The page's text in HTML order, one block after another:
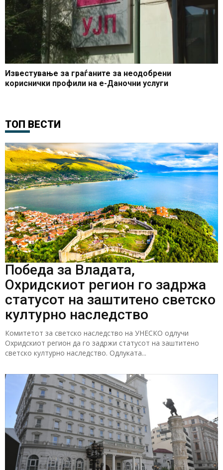
Известување за граѓаните за неодобрени
кориснички профили на е-Даночни услуги
ТОП ВЕСТИ
Победа за Владата,
Охридскиот регион го задржа
статусот на заштитено светско
културно наследство
Комитетот за светско наследство на УНЕСКО одлучи
Охридскиот регион да го задржи статусот на заштитено
светско културно наследство. Одлуката...